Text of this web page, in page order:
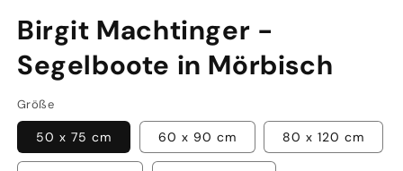
in
Modal
öffnen
Birgit Machtinger -
Segelboote in Mörbisch
Größe
50 x 75 cm 60 x 90 cm 80 x 120 cm